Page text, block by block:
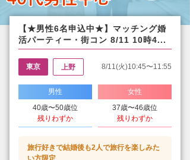
【★男性6名申込中★】マッチング婚
活パーティー・街コン 8/11 10時4...
東京 上野 8/11(火)10:45〜11:55
男性
40歳〜50歳位
残りわずか
女性
37歳〜46歳位
残りわずか
旅行好きで結婚後も2人で旅行を楽しみた
い方限定